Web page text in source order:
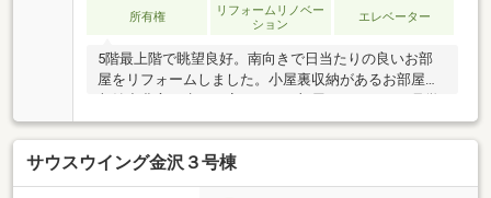
所有権
リフォームリノベー
ション
エレベーター
5階最上階で眺望良好。南向きで日当たりの良いお部
屋をリフォームしました。小屋裏収納があるお部屋で
いただけます。
サウスウイング金沢３号棟